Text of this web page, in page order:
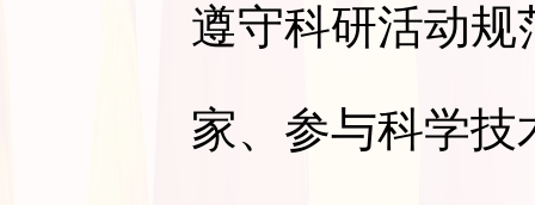
遵守科研活动
家、参与科学